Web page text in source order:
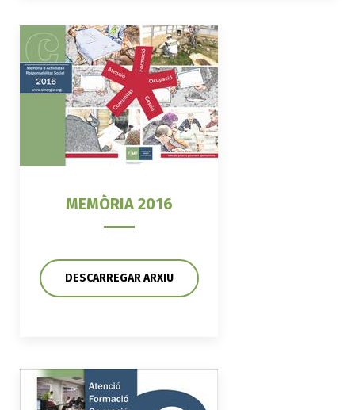
MEMÒRIA 2016
DESCARREGAR ARXIU